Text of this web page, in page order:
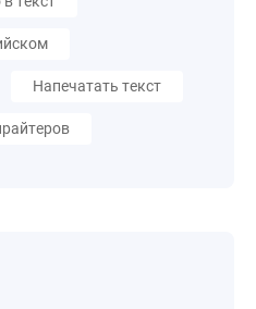
Напечатать текст